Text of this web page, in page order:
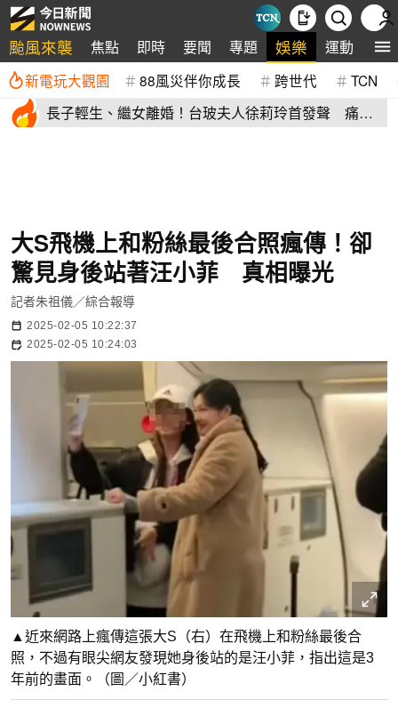
颱風來襲 焦點 即時 要聞 專題 娛樂 運動 全
新電玩大觀園 88風災伴你成長 跨世代 TCN
長子輕生、繼女離婚！台玻夫人徐莉玲首發聲 痛揭
大S飛機上和粉絲最後合照瘋傳！卻
驚見身後站著汪小菲 真相曝光
記者朱祖儀／綜合報導
2025-02-05 10:22:37
2025-02-05 10:24:03
▲近來網路上瘋傳這張大S（右）在飛機上和粉絲最後合
照，不過有眼尖網友發現她身後站的是汪小菲，指出這是3
年前的畫面。（圖／小紅書）